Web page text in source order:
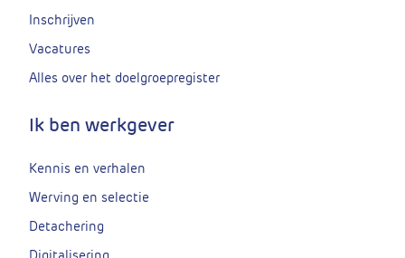
Inschrijven
Vacatures
Alles over het doelgroepregister
Ik ben werkgever
Kennis en verhalen
Werving en selectie
Detachering